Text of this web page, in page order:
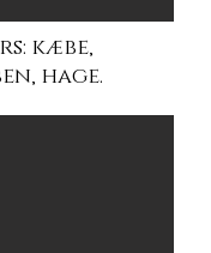
kæbe,
hage.